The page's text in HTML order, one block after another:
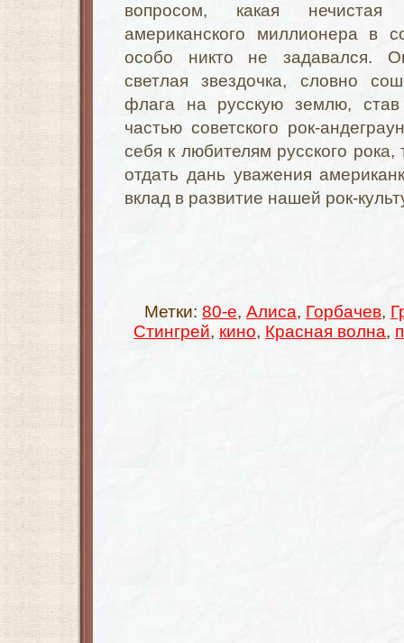
вопросом, какая
американского миллионера в
особо никто не задавался.
светлая звездочка, словно
флага на русскую землю,
частью советского рок-
себя к любителям русского
отдать дань уважения
вклад в развитие нашей рок-
Метки: 80-е, Алиса, Горбачев,
Стингрей, кино, Красная волна,